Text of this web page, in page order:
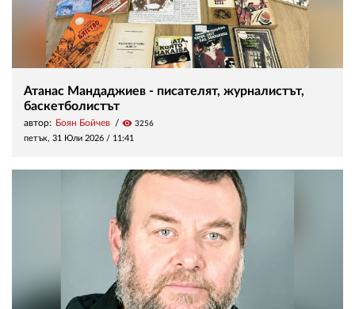
Атанас Мандаджиев - писателят, журналистът,
баскетболистът
автор: Боян Бойчев visibility 3256
петък, 31 Юли 2026 / 11:41